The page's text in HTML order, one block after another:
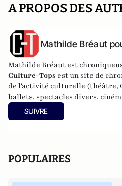
A PROPOS DES
Mathilde Bréaut
Mathilde Bréaut est
Culture-Tops est un site de
de l'activité culturelle (théâtre,
ballets, spectacles divers,
SUIVRE
POPULAIRES